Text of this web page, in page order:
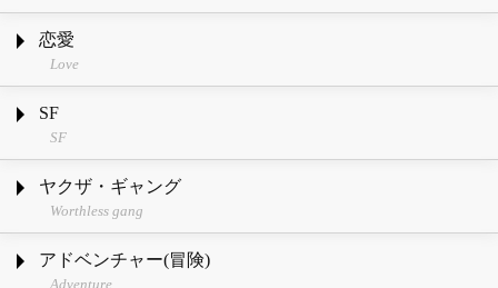
恋愛
Love
SF
SF
ヤクザ・ギャング
Worthless gang
アドベンチャー(冒険)
Adventure